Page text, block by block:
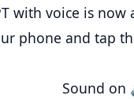
with voice is
phone and tap
Sound on